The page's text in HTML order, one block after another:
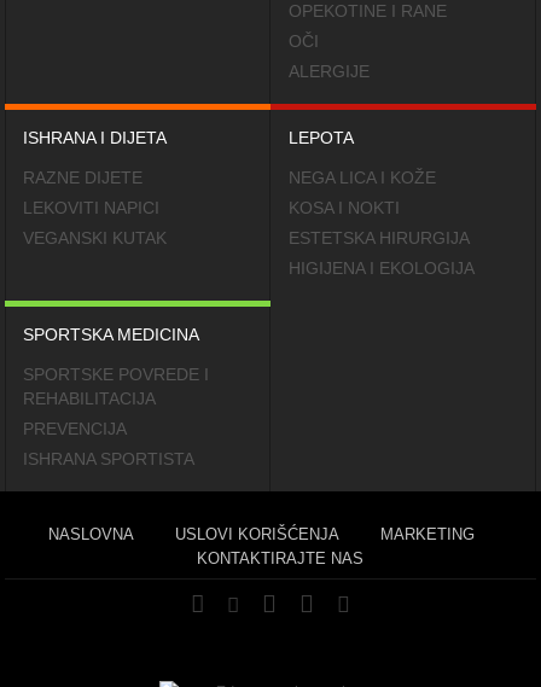
OPEKOTINE I RANE
OČI
ALERGIJE
ISHRANA I DIJETA
RAZNE DIJETE
LEKOVITI NAPICI
VEGANSKI KUTAK
LEPOTA
NEGA LICA I KOŽE
KOSA I NOKTI
ESTETSKA HIRURGIJA
HIGIJENA I EKOLOGIJA
SPORTSKA MEDICINA
SPORTSKE POVREDE I
REHABILITACIJA
PREVENCIJA
ISHRANA SPORTISTA
NASLOVNA USLOVI KORIŠĆENJA
MARKETING
KONTAKTIRAJTE NAS